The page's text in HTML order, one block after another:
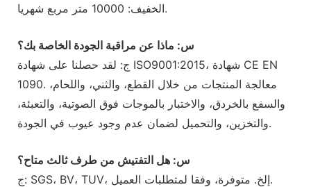
الخفيف: 10000 متر مربع شهريا.
س: ماذا عن مراقبة الجودة الخاصة بك؟
ج: لقد حصلنا على شهادة ISO9001:2015، شهادة CE EN
1090. معالجة المنتجات من خلال القطع، والثني، واللحام،
والسفع بالخردق، والاختبار بالموجات فوق الصوتية، والتعبئة،
والتخزين، والتحميل لضمان عدم وجود عيوب في الجودة.
س: هل التفتيش من طرف ثالث متاح؟
ج: SGS، BV، TUV، إلخ. متوفرة، وفقا لمتطلبات العميل.